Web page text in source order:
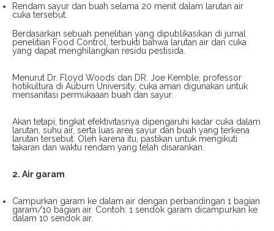
Rendam sayur dan buah selama 20 menit dalam larutan air
cuka tersebut.
Berdasarkan sebuah penelitian yang dipublikasikan di jurnal
penelitian Food Control, terbukti bahwa larutan air dan cuka
yang dapat menghilangkan residu pestisida.
Menurut Dr. Floyd Woods dan DR. Joe Kemble, professor
hotikultura di Auburn University, cuka aman digunakan untuk
mensanitasi permukaaan buah dan sayur.
Akan tetapi, tingkat efektivitasnya dipengaruhi kadar cuka dalam
larutan, suhu air, serta luas area sayur dan buah yang terkena
larutan tersebut. Oleh karena itu, pastikan untuk mengikuti
takaran dan waktu rendam yang telah disarankan.
2. Air garam
Campurkan garam ke dalam air dengan perbandingan 1 bagian
garam/10 bagian air. Contoh: 1 sendok garam dicampurkan ke
dalam 10 sendok air.